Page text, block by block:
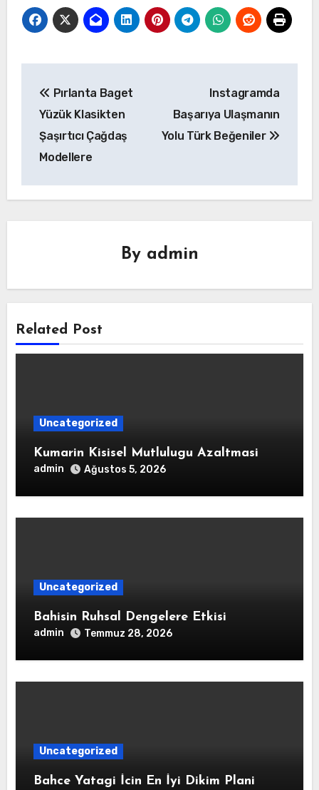
gezinmesi
Pırlanta Baget
Yüzük Klasikten
Şaşırtıcı Çağdaş
Modellere
Instagramda
Başarıya Ulaşmanın
Yolu Türk Beğeniler
By admin
Related Post
Uncategorized
Kumarin Kisisel Mutlulugu Azaltmasi
admin Ağustos 5, 2026
Uncategorized
Bahisin Ruhsal Dengelere Etkisi
admin Temmuz 28, 2026
Uncategorized
Bahce Yatagi İcin En İyi Dikim Plani